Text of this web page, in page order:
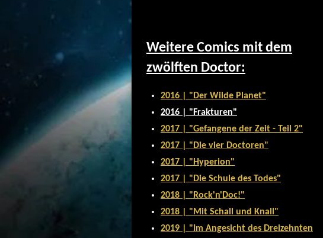
Weitere Comics mit dem
zwölften Doctor:
2016 | "Der Wilde Planet"
2016 | "Frakturen"
2017 | "Gefangene der Zeit - Teil 2"
2017 | "Die vier Doctoren"
2017 | "Hyperion"
2017 | "Die Schule des Todes"
2018 | "Rock'n'Doc!"
2018 | "Mit Schall und Knall"
2019 | "Im Angesicht des Dreizehnten